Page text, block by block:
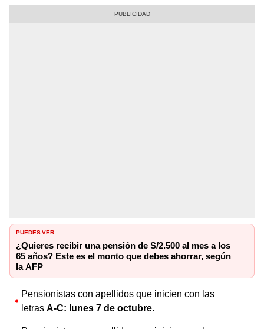
PUEDES VER:
¿Quieres recibir una pensión de S/2.500 al mes a los
65 años? Este es el monto que debes ahorrar, según
la AFP
Pensionistas con apellidos que inicien con las
letras A-C: lunes 7 de octubre.